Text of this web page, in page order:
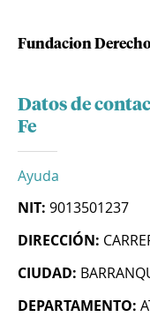
Fundacion Derecho
Datos de
Fe
Ayuda
NIT: 9013501237
DIRECCIÓN:
CIUDAD:
DEPARTAMENTO: